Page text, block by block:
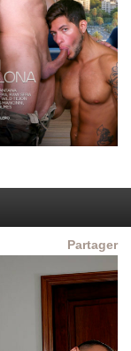
Partager